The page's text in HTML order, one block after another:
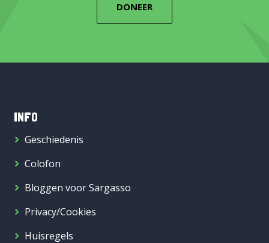
DONEER
INFO
Geschiedenis
Colofon
Bloggen voor Sargasso
Privacy/Cookies
Huisregels